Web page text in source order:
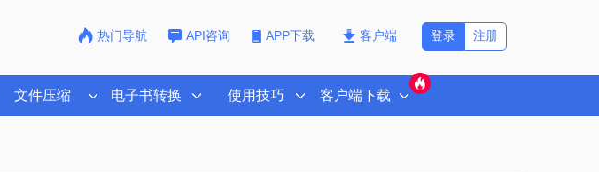
热门导航 API咨询 APP下载 客户端 注册
登录
文件压缩 电子书转换 使用技巧 客户端下载